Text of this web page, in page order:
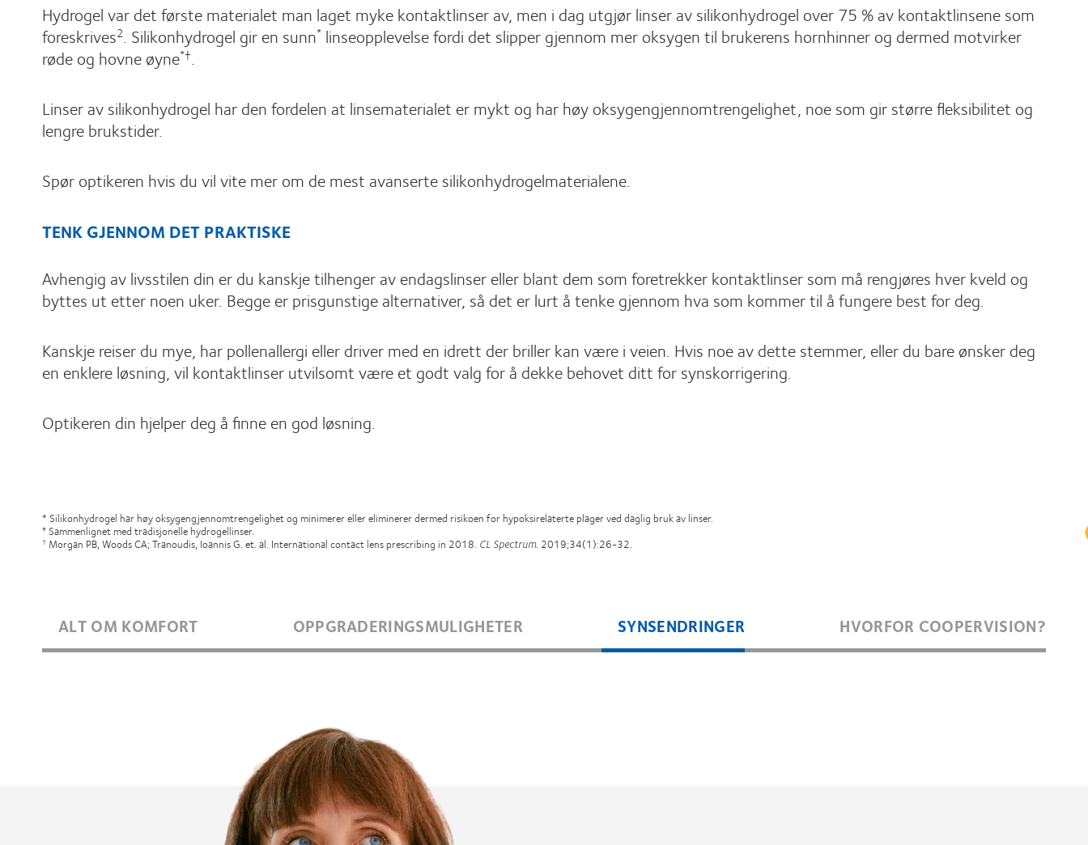
Hydrogel var det første materialet man laget myke kontaktlinser av, men i dag utgjør linser av silikonhydrogel over 75 % av kontaktlinsene som
foreskrives2. Silikonhydrogel gir en sunn* linseopplevelse fordi det slipper gjennom mer oksygen til brukerens hornhinner og dermed motvirker
røde og hovne øyne*†.
Linser av silikonhydrogel har den fordelen at linsematerialet er mykt og har høy oksygengjennomtrengelighet, noe som gir større fleksibilitet og
lengre brukstider.
Spør optikeren hvis du vil vite mer om de mest avanserte silikonhydrogelmaterialene.
TENK GJENNOM DET PRAKTISKE
Avhengig av livsstilen din er du kanskje tilhenger av endagslinser eller blant dem som foretrekker kontaktlinser som må rengjøres hver kveld og
byttes ut etter noen uker. Begge er prisgunstige alternativer, så det er lurt å tenke gjennom hva som kommer til å fungere best for deg.
Kanskje reiser du mye, har pollenallergi eller driver med en idrett der briller kan være i veien. Hvis noe av dette stemmer, eller du bare ønsker deg
en enklere løsning, vil kontaktlinser utvilsomt være et godt valg for å dekke behovet ditt for synskorrigering.
Optikeren din hjelper deg å finne en god løsning.
* Silikonhydrogel har høy oksygengjennomtrengelighet og minimerer eller eliminerer dermed risikoen for hypoksirelaterte plager ved daglig bruk av linser.
† Sammenlignet med tradisjonelle hydrogellinser.
1 Morgan PB, Woods CA; Tranoudis, Ioannis G. et. al. International contact lens prescribing in 2018. CL Spectrum. 2019;34(1):26-32.
ALT OM KOMFORT OPPGRADERINGSMULIGHETER SYNSENDRINGER HVORFOR COOPERVISION?